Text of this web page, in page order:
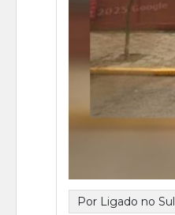
Por Ligado no Sul